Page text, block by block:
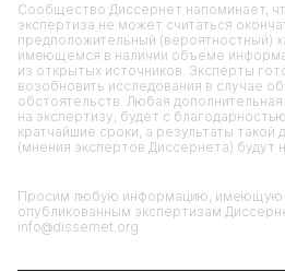
Сообщество Диссернет напоминает,
экспертиза не может считаться
предположительный (вероятностный)
имеющемся в наличии объеме
из открытых источников. Эксперты
возобновить исследования в случае
обстоятельств. Любая
на экспертизу, будет с
кратчайшие сроки, а результаты такой
(мнения экспертов Диссернета)
Просим любую информацию, имеющую
опубликованным экспертизам
info@dissernet.org